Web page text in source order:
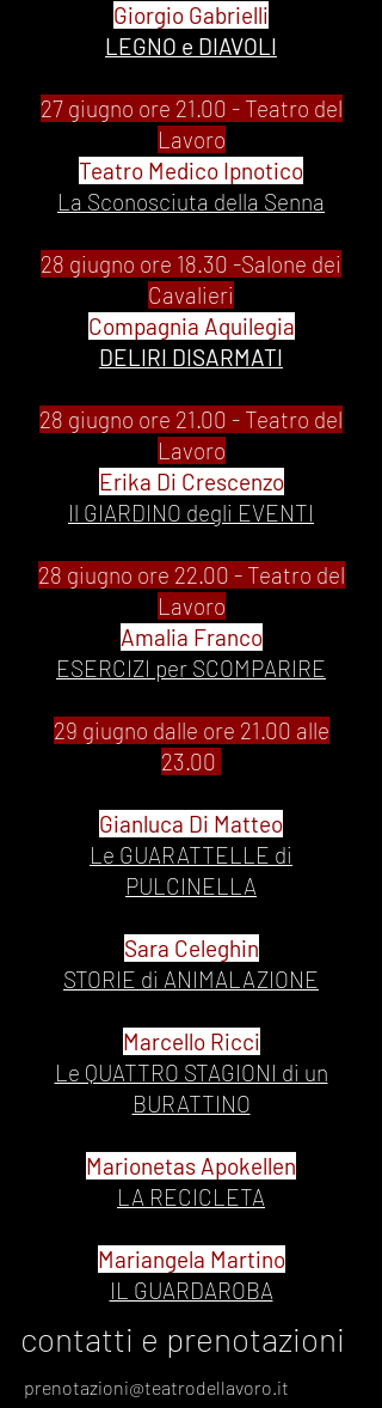
Giorgio Gabrielli
LEGNO e DIAVOLI
27 giugno ore 21.00 - Teatro del
Lavoro
Teatro Medico Ipnotico
La Sconosciuta della Senna
28 giugno ore 18.30 -Salone dei
Cavalieri
Compagnia Aquilegia
DELIRI DISARMATI
28 giugno ore 21.00 - Teatro del
Lavoro
Erika Di Crescenzo
Il GIARDINO degli EVENTI
28 giugno ore 22.00 - Teatro del
Lavoro
Amalia Franco
ESERCIZI per SCOMPARIRE
29 giugno dalle ore 21.00 alle
23.00
Gianluca Di Matteo
Le GUARATTELLE di
PULCINELLA
Sara Celeghin
STORIE di ANIMALAZIONE
Marcello Ricci
Le QUATTRO STAGIONI di un
BURATTINO
Marionetas Apokellen
LA RECICLETA
Mariangela Martino
IL GUARDAROBA
contatti e prenotazioni
prenotazioni@teatrodellavoro.it